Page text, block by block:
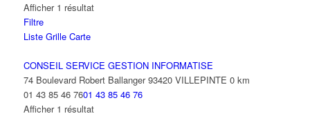
Afficher 1 résultat
Filtre
Liste Grille Carte
CONSEIL SERVICE GESTION INFORMATISE
74 Boulevard Robert Ballanger 93420 VILLEPINTE 0 km
01 43 85 46 7601 43 85 46 76
Afficher 1 résultat